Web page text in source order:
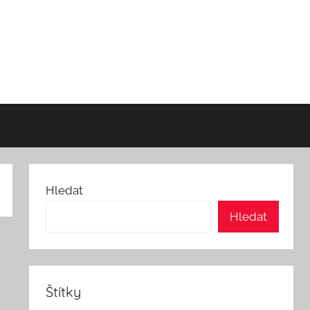
Hledat
Hledat
Štítky